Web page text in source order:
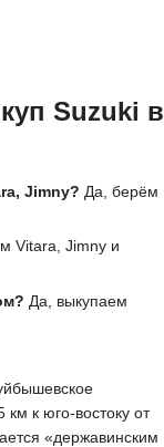
Suzuki в
Jimny? Да, берём
Vitara, Jimny и
Да, выкупаем
к юго-востоку от
«державинским